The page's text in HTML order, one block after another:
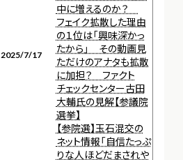
2025/7/17
中に増えるのか？
フェイク拡散した理由
の１位は「興味深かっ
たから」 その動画見
ただけのアナタも拡散
に加担？ ファクト
チェックセンター古田
大輔氏の見解【参議院
選挙】
【参院選】玉石混交の
ネット情報「自信たっぷ
りな人ほどだまされや